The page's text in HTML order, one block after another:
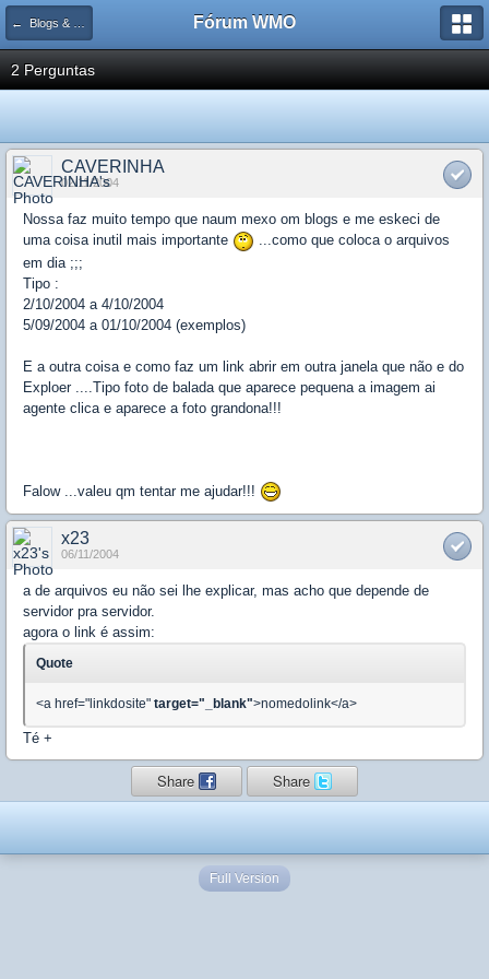
← Blogs & Flogs Fórum WMO
2 Perguntas
CAVERINHA
02/11/2004
Nossa faz muito tempo que naum mexo om blogs e me eskeci de
uma coisa inutil mais importante
...como que coloca o arquivos
em dia ;;;
Tipo :
2/10/2004 a 4/10/2004
5/09/2004 a 01/10/2004 (exemplos)
E a outra coisa e como faz um link abrir em outra janela que não e do
Exploer ....Tipo foto de balada que aparece pequena a imagem ai
agente clica e aparece a foto grandona!!!
Falow ...valeu qm tentar me ajudar!!!
x23
06/11/2004
a de arquivos eu não sei lhe explicar, mas acho que depende de
servidor pra servidor.
agora o link é assim:
Quote
<a href="linkdosite" target="_blank">nomedolink</a>
Té +
Share Share
Full Version